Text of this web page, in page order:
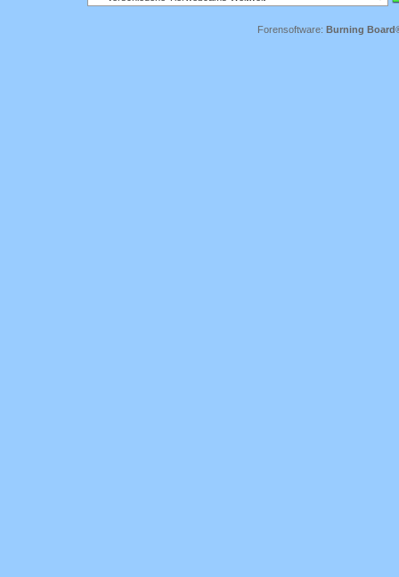
Forensoftware: Burning